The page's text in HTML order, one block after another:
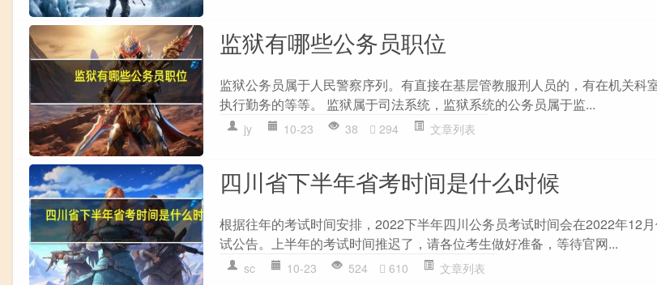
监狱有哪些公务员职位
监狱公务员属于人民警察序列。有直接在基层管教服刑人员的，有在机关科
执行勤务的等等。 监狱属于司法系统，监狱系统的公务员属于监...
jy 10-23 38 294 文章列表
四川省下半年省考时间是什么时候
根据往年的考试时间安排，2022下半年四川公务员考试时间会在2022年12
试公告。上半年的考试时间推迟了，请各位考生做好准备，等待官网...
sc 10-23 524 610 文章列表